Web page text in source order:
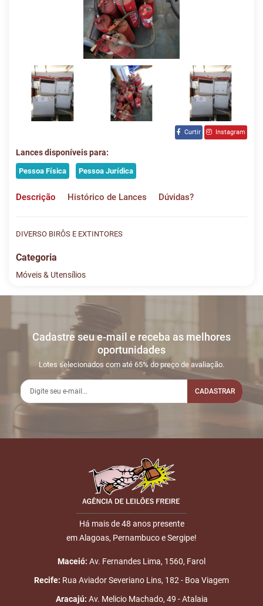
Curtir Instagram
Lances disponíveis para:
Pessoa Física Pessoa Jurídica
Descrição Histórico de Lances Dúvidas?
DIVERSO BIRÔS E EXTINTORES
Categoria
Móveis & Utensílios
DATA/HORA
09/02
INICIO DO
LEILÃO
Disputas
iniciadas
09/02
17:01:07
LEILÃO
ENCERRADO
Fim das
3
ENCERRADO
Fim das
Disputas
conosco pelo whatsapp:
Sua dúvida
Nome
Cadastre seu e-mail e receba as melhores
oportunidades
Lotes selecionados com até 65% do preço de avaliação.
CADASTRAR
Há mais de 48 anos presente
em Alagoas, Pernambuco e Sergipe!
Maceió: Av. Fernandes Lima, 1560, Farol
Recife: Rua Aviador Severiano Lins, 182 - Boa Viagem
Aracajú: Av. Melicio Machado, 49 - Atalaia